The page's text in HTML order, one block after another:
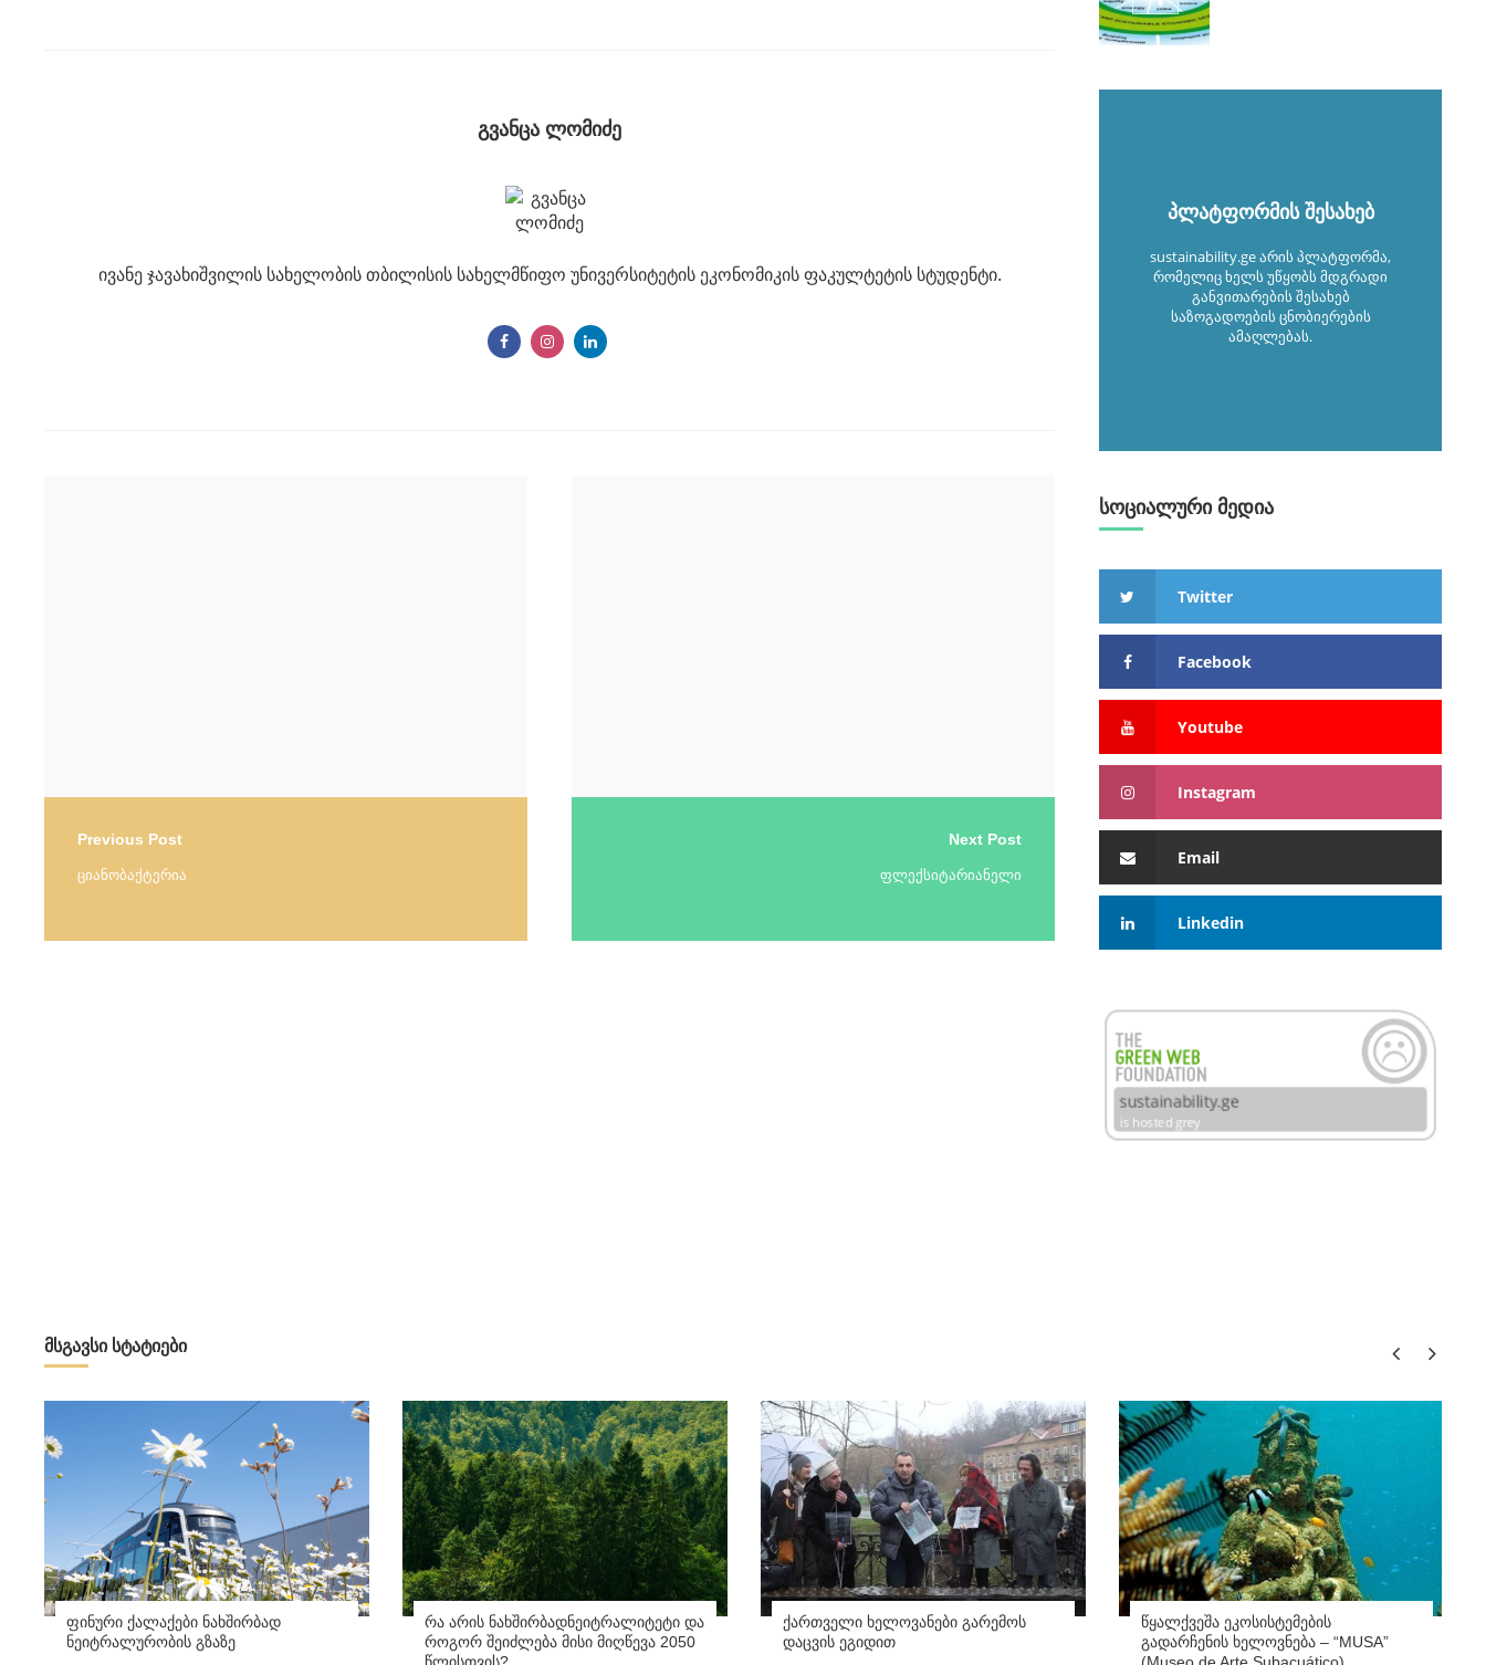
გვანცა ლომიძე
ივანე ჯავახიშვილის სახელობის თბილისის სახელმწიფო უნივერსიტეტის ეკონომიკის ფაკულტეტის სტუდენტი.
Previous Post
ციანობაქტერია
Next Post
ფლექსიტარიანელი
პლატფორმის შესახებ
sustainability.ge არის პლატფორმა,
რომელიც ხელს უწყობს მდგრადი
განვითარების შესახებ
საზოგადოების ცნობიერების
ამაღლებას.
სოციალური მედია
Twitter
Facebook
Youtube
Instagram
Email
Linkedin
მსგავსი სტატიები
ფინური ქალაქები ნახშირბად
ნეიტრალურობის გზაზე
რა არის ნახშირბადნეიტრალიტეტი და
როგორ შეიძლება მისი მიღწევა 2050
წლისთვის?
ქართველი ხელოვანები გარემოს
დაცვის ეგიდით
წყალქვეშა ეკოსისტემების
გადარჩენის ხელოვნება – “MUSA”
(Museo de Arte Subacuático)